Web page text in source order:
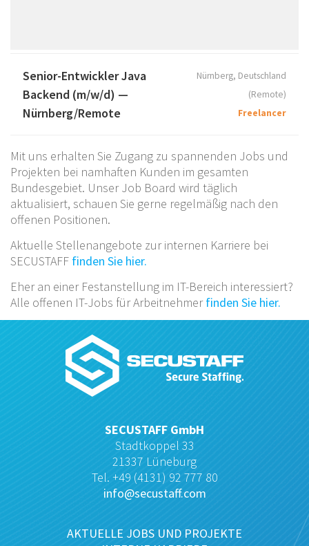
Senior-Entwickler Java
Backend (m/w/d) —
Nürnberg/Remote
Nürnberg, Deutschland
(Remote)
Freelancer
Mit uns erhalten Sie Zugang zu spannenden Jobs und
Projekten bei namhaften Kunden im gesamten
Bundesgebiet. Unser Job Board wird täglich
aktualisiert, schauen Sie gerne regelmäßig nach den
offenen Positionen.
Aktuelle Stellenangebote zur internen Karriere bei
SECUSTAFF finden Sie hier.
Eher an einer Festanstellung im IT-Bereich interessiert?
Alle offenen IT-Jobs für Arbeitnehmerfinden Sie hier.
SECUSTAFF GmbH
Stadtkoppel 33
21337 Lüneburg
Tel. +49 (4131) 92 777 80
info@secustaff.com
AKTUELLE JOBS UND PROJEKTE